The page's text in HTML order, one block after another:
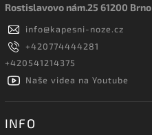
Rostislavovo nám.25 61200 Brno
info@kapesni-noze.cz
+420774444281
+420541214375
Naše videa na Youtube
INFO